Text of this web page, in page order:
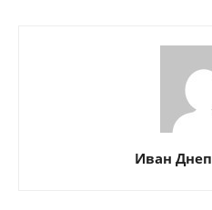
Политика конфиденциальности
Иван